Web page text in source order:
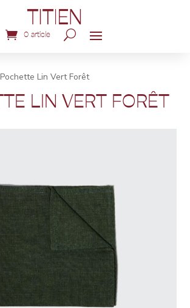
0 article
Lin Vert Forêt
LIN VERT FORÊT